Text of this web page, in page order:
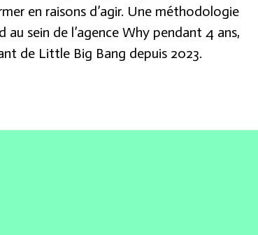
en raisons d’agir. Une méthodologie
au sein de l’agence Why pendant 4 ans,
de Little Big Bang depuis 2023.